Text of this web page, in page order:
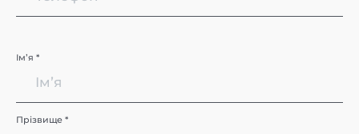
Імʼя *
Прізвище *